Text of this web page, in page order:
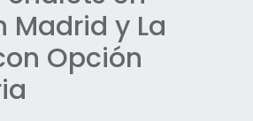
Madrid y La
Opción